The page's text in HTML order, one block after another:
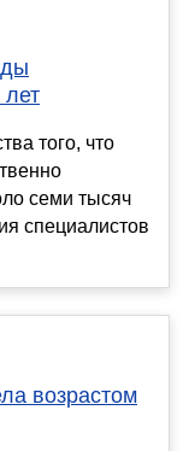
того, что
семи тысяч
специалистов
возрастом